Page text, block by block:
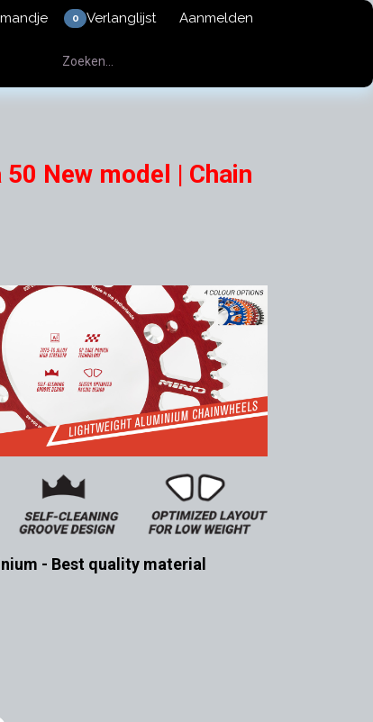
0 Verlanglijst Aanmelden
New model | Chain
- Best quality material